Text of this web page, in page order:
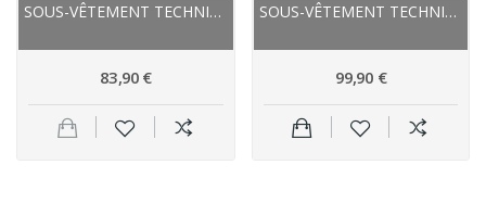
SOUS-VÊTEMENT TECHNIQUE - BRYNJE MÉRINOS...
83,90 €
SOUS-VÊTEMENT TECHNIQUE - BRYNJE MÉRINOS...
99,90 €